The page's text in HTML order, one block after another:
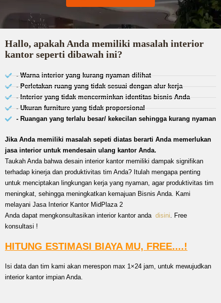
Hallo, apakah Anda memiliki masalah interior
kantor seperti dibawah ini?
- Warna interior yang kurang nyaman dilihat
- Perletakan ruang yang tidak sesuai dengan alur kerja
- Interior yang tidak mencerminkan identitas bisnis Anda
- Ukuran furniture yang tidak proporsional
- Ruangan yang terlalu besar/ kekecilan sehingga kurang nyaman
Jika Anda memiliki masalah sepeti diatas berarti Anda memerlukan
jasa interior untuk mendesain ulang kantor Anda.
Taukah Anda bahwa desain interior kantor memiliki dampak signifikan
terhadap kinerja dan produktivitas tim Anda? Itulah mengapa penting
untuk menciptakan lingkungan kerja yang nyaman, agar produktivitas tim
meningkat, sehingga meningkatkan kemajuan Bisnis Anda. Kami
melayani Jasa Interior Kantor MidPlaza 2
Anda dapat mengkonsultasikan interior kantor anda disini. Free
konsultasi !
HITUNG ESTIMASI BIAYA MU, FREE....!
Isi data dan tim kami akan merespon max 1×24 jam, untuk mewujudkan
interior kantor impian Anda.